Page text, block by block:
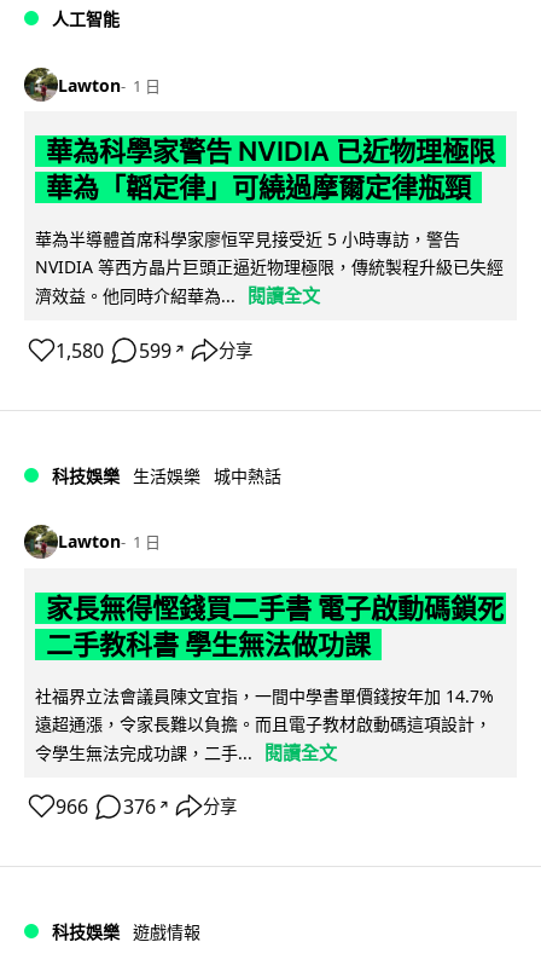
人工智能
Lawton 1 日
華為科學家警告 NVIDIA 已近物理極限
華為「韜定律」可繞過摩爾定律瓶頸
華為半導體首席科學家廖恒罕見接受近 5 小時專訪，警告
NVIDIA 等西方晶片巨頭正逼近物理極限，傳統製程升級已失經
濟效益。他同時介紹華為...
閱讀全文
1,580 599 ↗ 分享
科技娛樂 生活娛樂 城中熱話
Lawton 1 日
家長無得慳錢買二手書 電子啟動碼鎖死
二手教科書 學生無法做功課
社福界立法會議員陳文宜指，一間中學書單價錢按年加 14.7%
遠超通漲，令家長難以負擔。而且電子教材啟動碼這項設計，
令學生無法完成功課，二手...
閱讀全文
966 376 ↗ 分享
科技娛樂 遊戲情報